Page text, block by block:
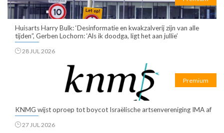
Huisarts Harry Bulk: ‘Desinformatie en kwakzalverij zijn van alle
tijden”, Gerben Lochorn: ‘Als ik doodga, ligt het aan jullie’
28 JUL 2026
Premium
KNMG wijst oproep tot boycot Israëlische artsenvereniging IMA af
27 JUL 2026